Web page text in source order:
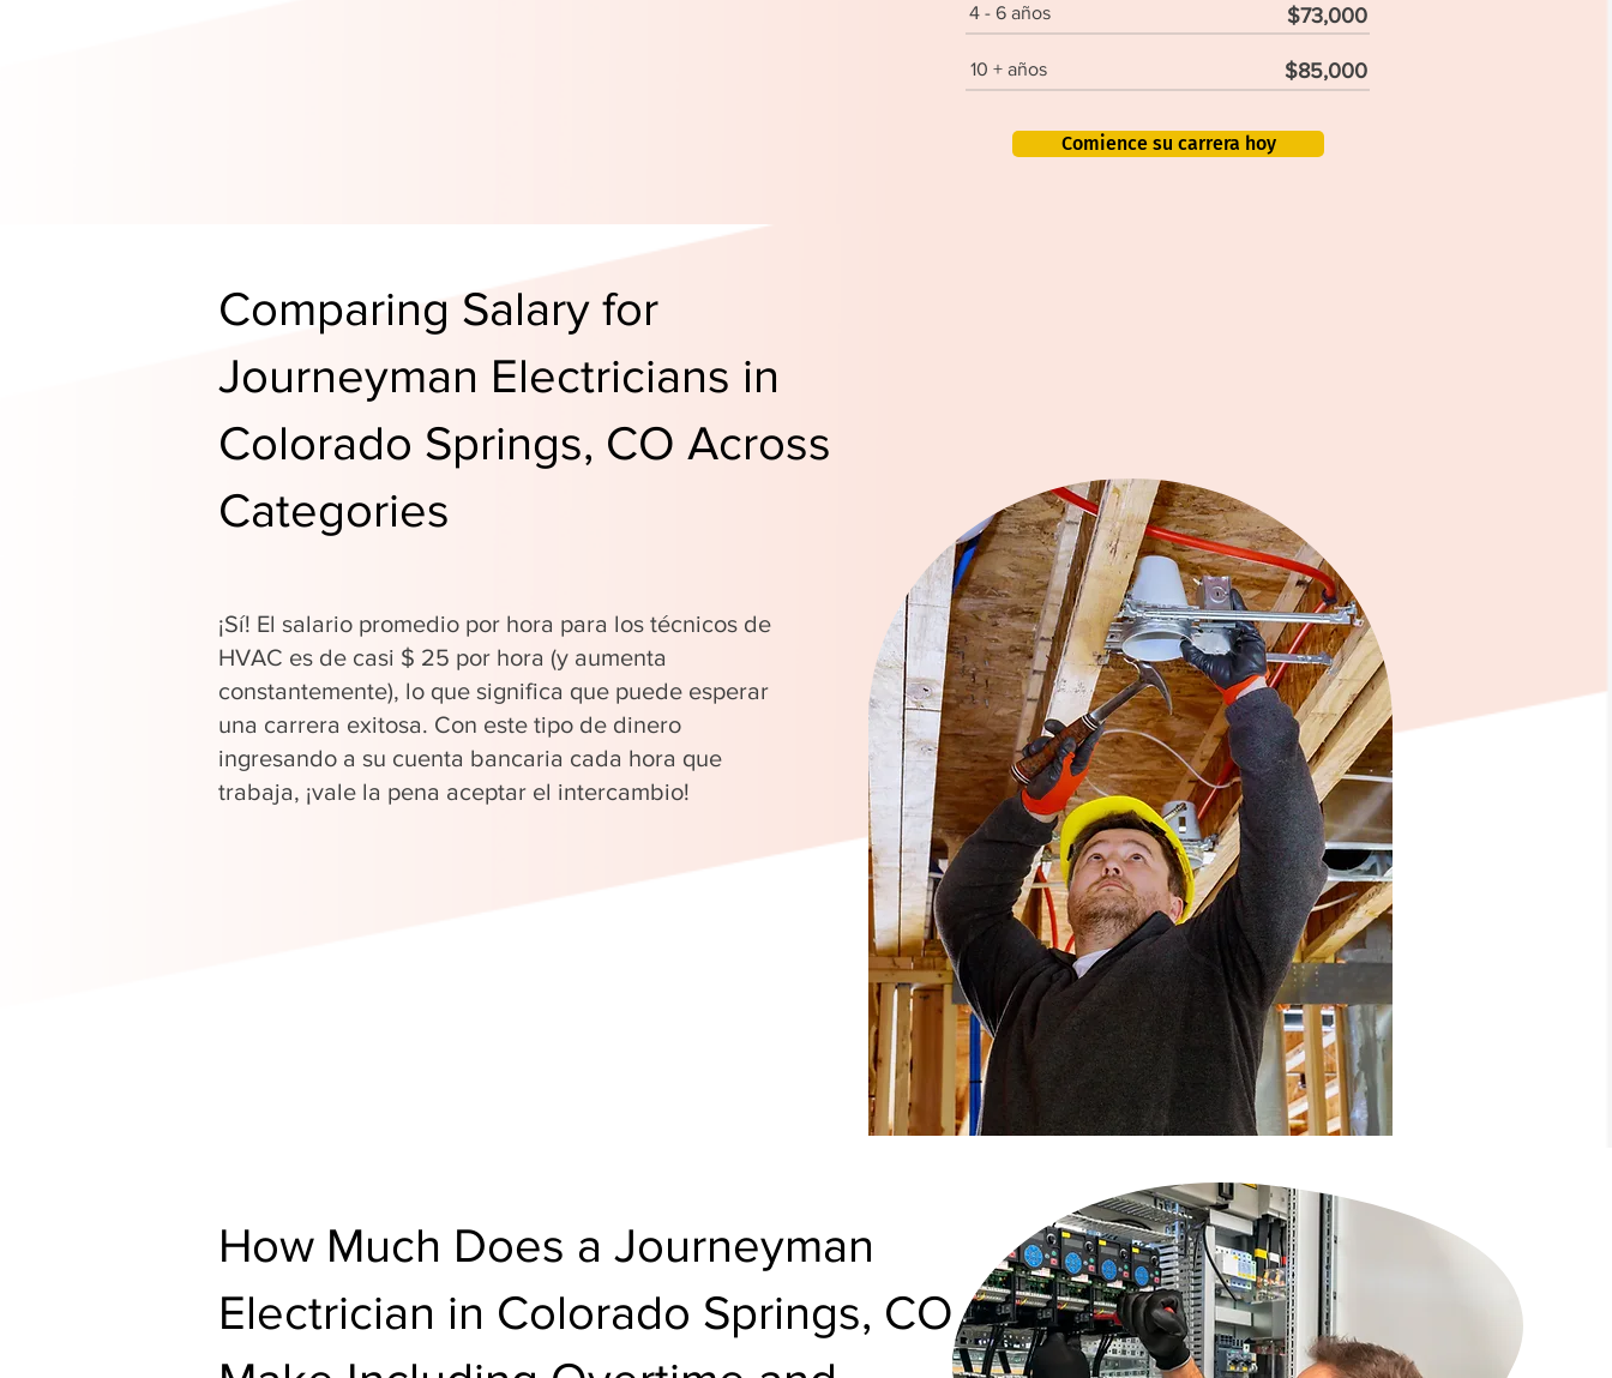
4 - 6 años $73,000
10 + años $85,000
Comience su carrera hoy
Comparing Salary for
Journeyman Electricians in
Colorado Springs, CO Across
Categories
¡Sí! El salario promedio por hora para los técnicos de
HVAC es de casi $ 25 por hora (y aumenta
constantemente), lo que significa que puede esperar
una carrera exitosa. Con este tipo de dinero
ingresando a su cuenta bancaria cada hora que
trabaja, ¡vale la pena aceptar el intercambio!
How Much Does a Journeyman
Electrician in Colorado Springs, CO